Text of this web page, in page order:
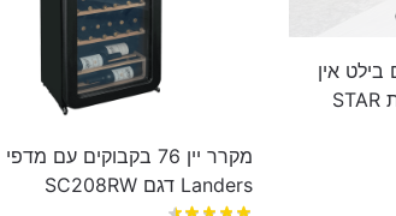
בילט אין
בגוון לבן דגם בזלת מבית STAR
מקרר יין 76 בקבוקים עם
Landers דגם SC208RW